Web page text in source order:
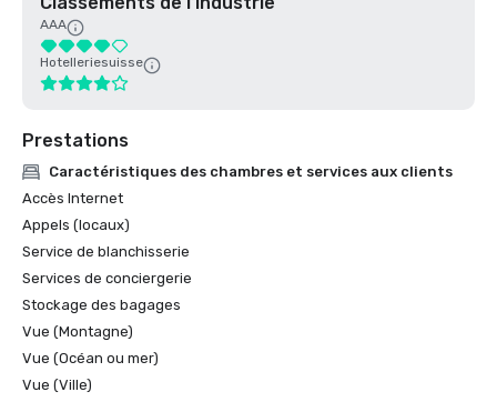
AAA
Hotelleriesuisse
Prestations
Caractéristiques des chambres et services aux clients
Accès Internet
Appels (locaux)
Service de blanchisserie
Services de conciergerie
Stockage des bagages
Vue (Montagne)
Vue (Océan ou mer)
Vue (Ville)